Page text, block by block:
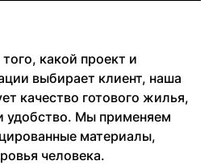
какой проект и
выбирает клиент, наша
качество готового жилья,
удобство. Мы применяем
материалы,
человека.